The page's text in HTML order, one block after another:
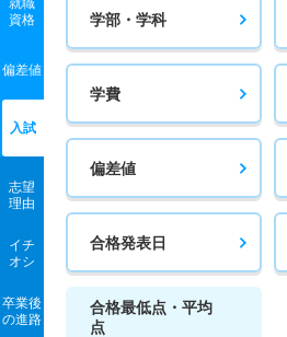
就職
資格
偏差値
入試
志望
理由
イチ
オシ
卒業後
の進路
学部・学科
学費
偏差値
合格発表日
合格最低点・平均
点